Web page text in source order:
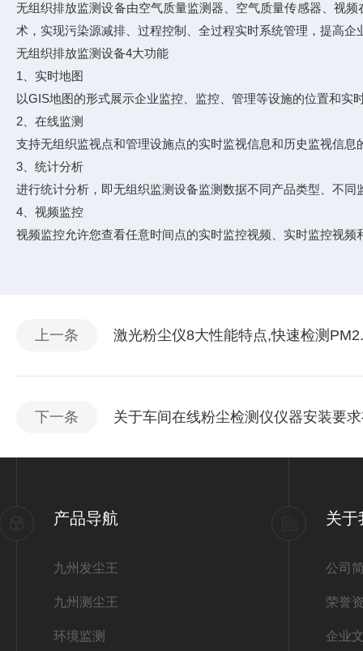
无组织排放监测设备由空气质量监测器、空气质量传感器、视
术，实现污染源减排、过程控制、全过程实时系统管理，提高
无组织排放监测设备4大功能
1、实时地图
以GIS地图的形式展示企业监控、监控、管理等设施的位置和实
2、在线监测
支持无组织监视点和管理设施点的实时监视信息和历史监视信
3、统计分析
进行统计分析，即无组织监测设备监测数据不同产品类型、不
4、视频监控
视频监控允许您查看任意时间点的实时监控视频、实时监控视
上一条 激光粉尘仪8大性能特点,快速检测
下一条 关于车间在线粉尘检测仪仪器安装要
产品导航
九州发尘王
九州测尘王
环境监测
关于
公司
荣誉
企业